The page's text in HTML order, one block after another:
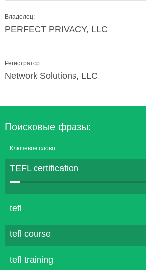
Владелец:
PERFECT PRIVACY, LLC
Регистратор:
Network Solutions, LLC
Поисковые фразы:
Ключевое слово:
TEFL certification
tefl
tefl course
tefl training